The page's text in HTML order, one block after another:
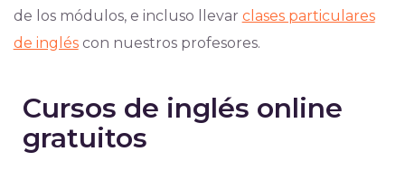
de los módulos, e incluso llevar clases particulares
de ingléscon nuestros profesores.
Cursos de inglés online
gratuitos